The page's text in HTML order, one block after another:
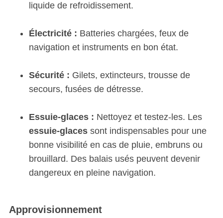
liquide de refroidissement.
Électricité : Batteries chargées, feux de
navigation et instruments en bon état.
Sécurité : Gilets, extincteurs, trousse de
secours, fusées de détresse.
Essuie-glaces : Nettoyez et testez-les. Les
essuie-glacessont indispensables pour une
bonne visibilité en cas de pluie, embruns ou
brouillard. Des balais usés peuvent devenir
dangereux en pleine navigation.
Approvisionnement